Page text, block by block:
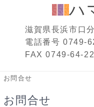
ハ
滋賀県長浜市口
電話番号 0749-
FAX 0749-64-
お問合せ
お問合せ